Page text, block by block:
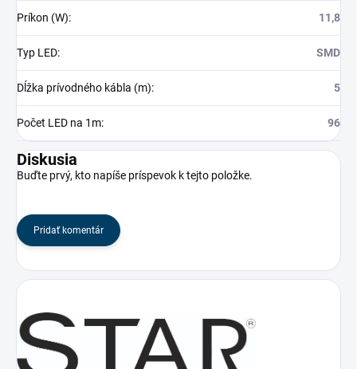
Príkon (W): 11,8
Typ LED: SMD
Dĺžka prívodného kábla (m): 5
Počet LED na 1m: 96
Diskusia
Buďte prvý, kto napíše príspevok k tejto položke.
Pridať komentár